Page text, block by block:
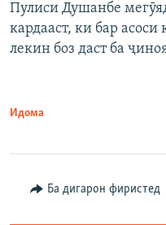
Пулиси Душанбе
кардааст, ки бар
лекин боз даст ба
Идома
Ба дигарон фиристед